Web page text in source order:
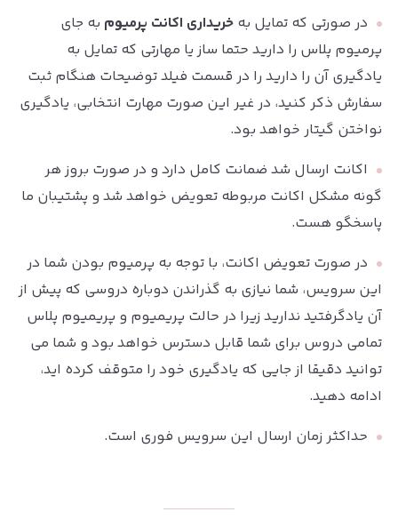
در صورتی که تمایل به خریداری اکانت پرمیوم به جای
پرمیوم پلاس را دارید حتما ساز یا مهارتی که تمایل به
یادگیری آن را دارید را در قسمت فیلد توضیحات هنگام ثبت
سفارش ذکر کنید، در غیر این صورت مهارت انتخابی، یادگیری
نواختن گیتار خواهد بود.
اکانت ارسال شد ضمانت کامل دارد و در صورت بروز هر
گونه مشکل اکانت مربوطه تعویض خواهد شد و پشتیبان ما
پاسخگو هست.
در صورت تعویض اکانت، با توجه به پرمیوم بودن شما در
این سرویس، شما نیازی به گذراندن دوباره دروسی که پیش از
آن یادگرفتید ندارید زیرا در حالت پریمیوم و پریمیوم پلاس
تمامی دروس برای شما قابل دسترس خواهد بود و شما می
توانید دقیقا از جایی که یادگیری خود را متوقف کرده اید،
ادامه دهید.
حداکثر زمان ارسال این سرویس فوری است.